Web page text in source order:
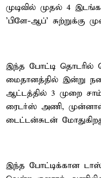
முடிவில் முதல் 4
'பிளே-ஆப்' சுற்றுக்கு
இந்த போட்டி
மைதானத்தில் இன்று
ஆட்டத்தில் 3 முறை
ரைடர்ஸ் அணி,
டைட்டன்சுடன்
இந்த போட்டிக்கான